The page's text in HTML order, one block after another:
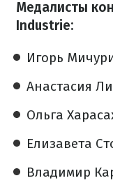
Медалисты
Industrie:
Игорь
Анастасия
Ольга
Елизавета
Владимир